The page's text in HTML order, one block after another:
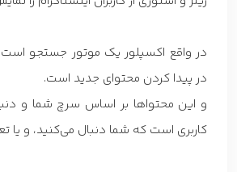
در واقع اکسپلور یک موتور جستجو است
در پیدا کردن محتوای جدید است.
و این محتواها بر اساس سرچ شما و
کاربری است که شما دنبال می‌کنید، و یا